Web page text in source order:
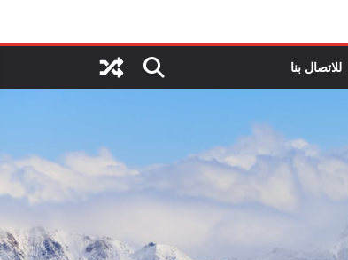
للاتصال بنا